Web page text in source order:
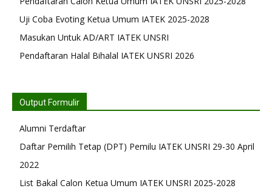
Uji Coba Evoting Ketua Umum IATEK 2025-2028
Masukan Untuk AD/ART IATEK UNSRI
Pendaftaran Halal Bihalal IATEK UNSRI 2026
Output Formulir
Alumni Terdaftar
Daftar Pemilih Tetap (DPT) Pemilu IATEK UNSRI 29-30 April
2022
List Bakal Calon Ketua Umum IATEK UNSRI 2025-2028